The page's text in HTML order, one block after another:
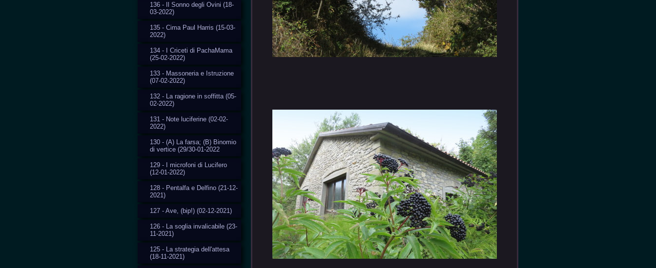
136 - Il Sonno degli Ovini (18-
03-2022)
135 - Cima Paul Harris (15-03-
2022)
134 - I Criceti di PachaMama
(25-02-2022)
133 - Massoneria e Istruzione
(07-02-2022)
132 - La ragione in soffitta (05-
02-2022)
131 - Note luciferine (02-02-
2022)
130 - (A) La farsa; (B) Binomio
di vertice (29/30-01-2022
129 - I microfoni di Lucifero
(12-01-2022)
128 - Pentalfa e Delfino (21-12-
2021)
127 - Ave, (bip!) (02-12-2021)
126 - La soglia invalicabile (23-
11-2021)
125 - La strategia dell'attesa
(18-11-2021)